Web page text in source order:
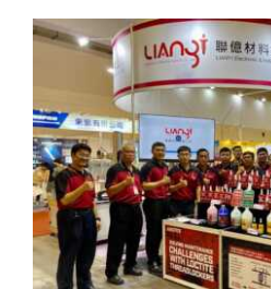
View
Larger